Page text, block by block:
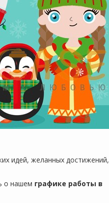
идей, желанных достижений,
о нашем графике работы в